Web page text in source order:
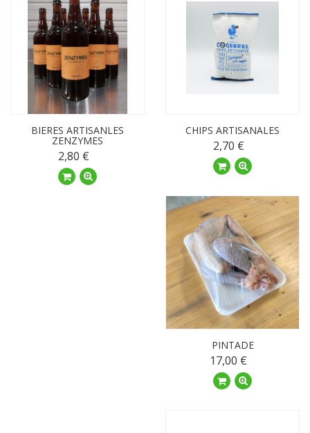
BIERES ARTISANLES
ZENZYMES
2,80 €
CHIPS ARTISANALES
2,70 €
PINTADE
17,00 €